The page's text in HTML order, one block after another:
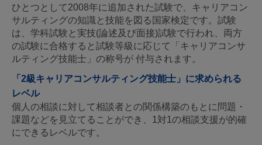
ひとつとして2008年に追加された試験で、キャリアコン
サルティングの知識と技能を図る国家検定です。試験
は、学科試験と実技(論述及び面接)試験で行われ、両方
の試験に合格すると試験等級に応じて「キャリアコンサ
ルティング技能士」の称号が 付与されます。
「2級キャリアコンサルティング技能士」に求められる
レベル
個人の相談に対して相談者との関係構築のもとに問題・
課題などを見立てることができ、1対1の相談支援が的確
にできるレベルです。